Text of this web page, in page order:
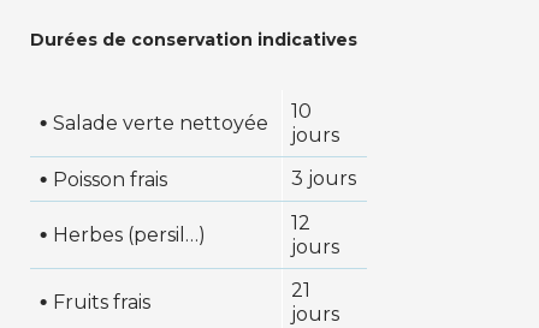
Durées de conservation indicatives
• Salade verte nettoyée
10
jours
• Poisson frais 3 jours
• Herbes (persil…)
12
jours
• Fruits frais
21
jours